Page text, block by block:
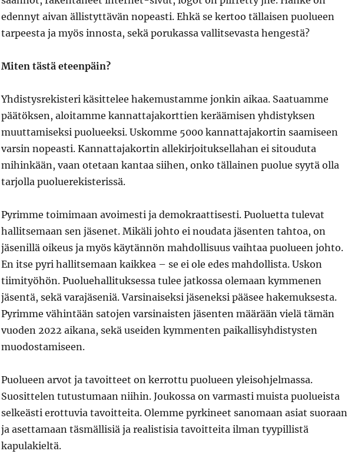
edennyt aivan ällistyttävän nopeasti. Ehkä se kertoo tällaisen puolueen
tarpeesta ja myös innosta, sekä porukassa vallitsevasta hengestä?
Miten tästä eteenpäin?
Yhdistysrekisteri käsittelee hakemustamme jonkin aikaa. Saatuamme
päätöksen, aloitamme kannattajakorttien keräämisen yhdistyksen
muuttamiseksi puolueeksi. Uskomme 5000 kannattajakortin saamiseen
varsin nopeasti. Kannattajakortin allekirjoituksellahan ei sitouduta
mihinkään, vaan otetaan kantaa siihen, onko tällainen puolue syytä olla
tarjolla puoluerekisterissä.
Pyrimme toimimaan avoimesti ja demokraattisesti. Puoluetta tulevat
hallitsemaan sen jäsenet. Mikäli johto ei noudata jäsenten tahtoa, on
jäsenillä oikeus ja myös käytännön mahdollisuus vaihtaa puolueen johto.
En itse pyri hallitsemaan kaikkea – se ei ole edes mahdollista. Uskon
tiimityöhön. Puoluehallituksessa tulee jatkossa olemaan kymmenen
jäsentä, sekä varajäseniä. Varsinaiseksi jäseneksi pääsee hakemuksesta.
Pyrimme vähintään satojen varsinaisten jäsenten määrään vielä tämän
vuoden 2022 aikana, sekä useiden kymmenten paikallisyhdistysten
muodostamiseen.
Puolueen arvot ja tavoitteet on kerrottu puolueen yleisohjelmassa.
Suosittelen tutustumaan niihin. Joukossa on varmasti muista puolueista
selkeästi erottuvia tavoitteita. Olemme pyrkineet sanomaan asiat suoraan
ja asettamaan täsmällisiä ja realistisia tavoitteita ilman tyypillistä
kapulakieltä.